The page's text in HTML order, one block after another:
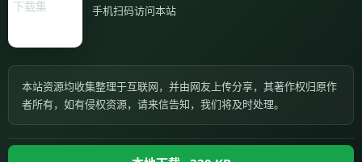
手机扫码访问本站
本站资源均收集整理于互联网，并由网友上传分享，其著作权归原作
者所有，如有侵权资源，请来信告知，我们将及时处理。